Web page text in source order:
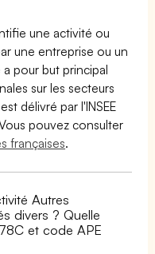
une activité ou
une entreprise ou un
pour but principal
sur les secteurs
délivré par l'INSEE
pouvez consulter
françaises.
Autres
divers ? Quelle
et code APE